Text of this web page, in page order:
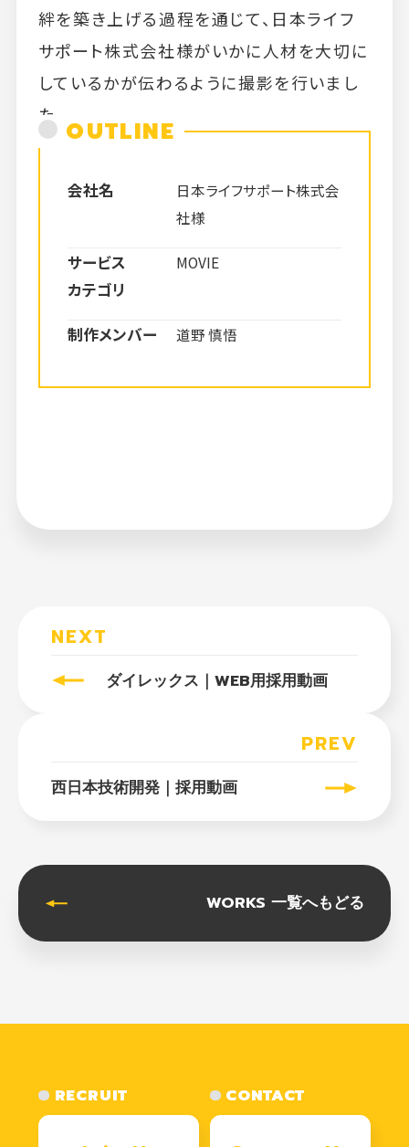
絆を築き上げる過程を通じて、日本ライフ
サポート株式会社様がいかに人材を大切に
しているかが伝わるように撮影を行いまし
た。
OUTLINE
会社名
日本ライフサポート株式会
社様
サービス
カテゴリ
MOVIE
制作メンバー 道野 慎悟
NEXT
ダイレックス｜WEB用採用動画
PREV
西日本技術開発｜採用動画
WORKS 一覧へもどる
RECRUIT CONTACT